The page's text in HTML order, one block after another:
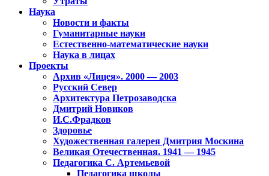
Наука
Новости и факты
Гуманитарные науки
Естественно-математические науки
Наука в лицах
Проекты
Архив «Лицея». 2000 — 2003
Русский Север
Архитектура Петрозаводска
Дмитрий Новиков
И.С.Фрадков
Здоровье
Художественная галерея Дмитрия Москина
Великая Отечественная. 1941 — 1945
Педагогика С. Артемьевой
Педагогика школы